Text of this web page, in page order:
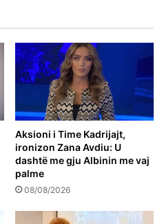
Aksioni i Time Kadrijajt,
ironizon Zana Avdiu: U
dashtë me gju Albinin me vaj
palme
08/08/2026